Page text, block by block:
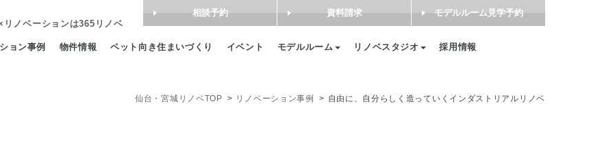
リノベーションは365リノベ
ョン事例 物件情報 ペット向き住まいづくり イベント モデルルーム リノベスタジオ 採用情報
相談予約 資料請求 モデルルーム見学予約
仙台・宮城リノベTOP リノベーション事例 自由に、自分らしく造っていくインダストリアルリノベ